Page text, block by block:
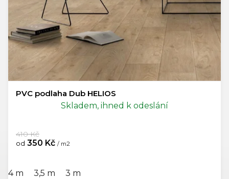
PVC podlaha Dub HELIOS
Skladem, ihned k odeslání
od 350 Kč / m2
410 Kč
4 m 3,5 m 3 m